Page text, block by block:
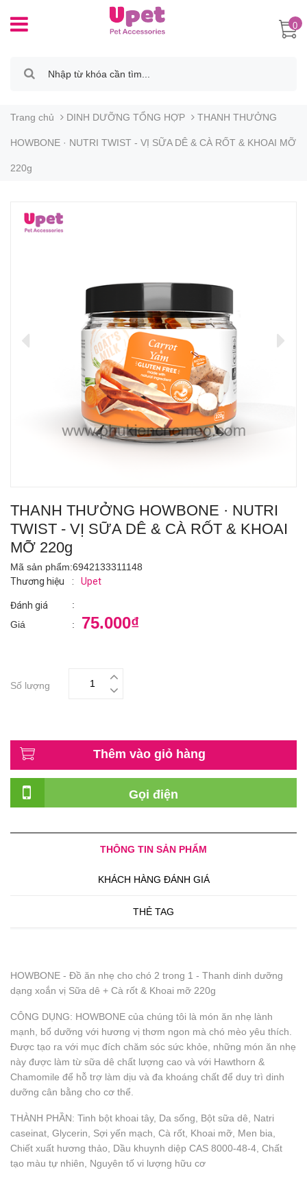
0
Trang chủ DINH DƯỠNG TỔNG HỢP THANH THƯỞNG
HOWBONE · NUTRI TWIST - VỊ SỮA DÊ & CÀ RỐT & KHOAI MỠ
220g
THANH THƯỞNG HOWBONE · NUTRI
TWIST - VỊ SỮA DÊ & CÀ RỐT & KHOAI
MỠ 220g
Mã sản phẩm:6942133311148
Thương hiệu
: Upet
Đánh giá
:
Giá
: 75.000₫
Số lượng
Thêm vào giỏ hàng
Gọi điện
THÔNG TIN SẢN PHẨM
KHÁCH HÀNG ĐÁNH GIÁ
THẺ TAG
HOWBONE - Đồ ăn nhẹ cho chó 2 trong 1 - Thanh dinh dưỡng
dạng xoắn vị Sữa dê + Cà rốt & Khoai mỡ 220g
CÔNG DỤNG: HOWBONE của chúng tôi là món ăn nhẹ lành
mạnh, bổ dưỡng với hương vị thơm ngon mà chó mèo yêu thích.
Được tạo ra với mục đích chăm sóc sức khỏe, những món ăn nhẹ
này được làm từ sữa dê chất lượng cao và với Hawthorn &
Chamomile để hỗ trợ làm dịu và đa khoáng chất để duy trì dinh
dưỡng cân bằng cho cơ thể.
THÀNH PHẦN: Tinh bột khoai tây, Da sống, Bột sữa dê, Natri
caseinat, Glycerin, Sợi yến mạch, Cà rốt, Khoai mỡ, Men bia,
Chiết xuất hương thảo, Dầu khuynh diệp CAS 8000-48-4, Chất
tạo màu tự nhiên, Nguyên tố vi lượng hữu cơ